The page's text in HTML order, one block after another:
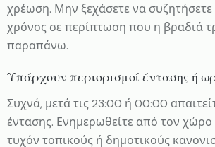
χρέωση. Μην ξεχάσετε να συζητήσετε
χρόνος σε περίπτωση που η βραδιά
παραπάνω.
Υπάρχουν περιορισμοί έντασης ή
Συχνά, μετά τις 23:00 ή 00:00
έντασης. Ενημερωθείτε από τον
τυχόν τοπικούς ή δημοτικούς